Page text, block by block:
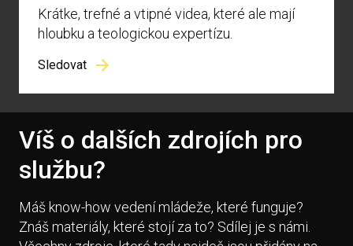
Krátke, trefné a vtipné videa, které ale mají
hloubku a teologickou expertízu.
Sledovat
Víš o dalších zdrojích pro
službu?
Máš know-how vedení mládeže, které funguje?
Znáš materiály, které stojí za to? Sdílej je s námi.